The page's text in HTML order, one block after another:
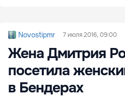
Novostipmr 7 июля 2016, 09:00
Жена Дмитрия
посетила
в Бендерах